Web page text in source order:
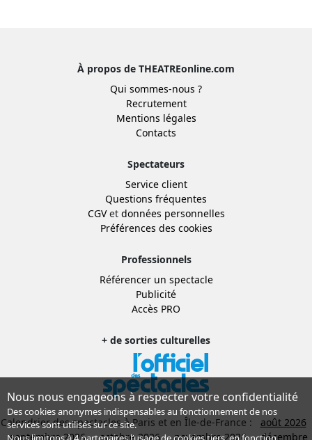
À propos de THEATREonline.com
Qui sommes-nous ?
Recrutement
Mentions légales
Contacts
Spectateurs
Service client
Questions fréquentes
CGVet données personnelles
Préférences des cookies
Professionnels
Référencer un spectacle
Publicité
Accès PRO
+ de sorties culturelles
Calendrier des spectacles à Paris et en Île-de-France :
août 2026
septembre 2026
octobre 2026 novembre 2026 décembre
Nous nous engageons à respecter votre confidentialité
Des cookies anonymes indispensables au fonctionnement de nos
services sont utilisés sur ce site.